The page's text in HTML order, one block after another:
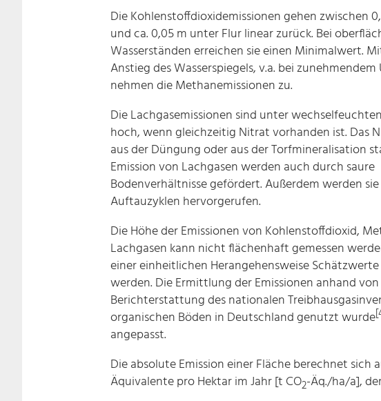
Die Kohlenstoffdioxidemissionen gehen zwischen
und ca. 0,05 m unter Flur linear zurück. Bei
Wasserständen erreichen sie einen Minimalwert.
Anstieg des Wasserspiegels, v.a. bei
nehmen die Methanemissionen zu.
Die Lachgasemissionen sind unter
hoch, wenn gleichzeitig Nitrat vorhanden ist. Das
aus der Düngung oder aus der Torfmineralisation
Emission von Lachgasen werden auch durch saure
Bodenverhältnisse gefördert. Außerdem werden
Auftauzyklen hervorgerufen.
Die Höhe der Emissionen von Kohlenstoffdioxid,
Lachgasen kann nicht flächenhaft gemessen
einer einheitlichen Herangehensweise
werden. Die Ermittlung der Emissionen anhand
Berichterstattung des nationalen
organischen Böden in Deutschland genutzt wurde
angepasst.
Die absolute Emission einer Fläche berechnet sich
Äquivalente pro Hektar im Jahr [t CO2-Äq./ha/a],